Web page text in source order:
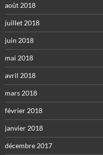
août 2018
juillet 2018
juin 2018
mai 2018
avril 2018
mars 2018
février 2018
janvier 2018
décembre 2017